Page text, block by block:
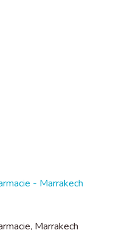
- Marrakech
Marrakech